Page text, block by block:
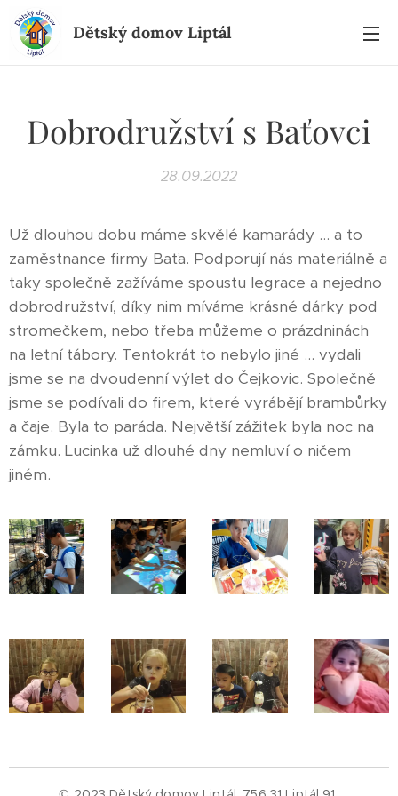
Dětský domov Liptál
Dobrodružství s Baťovci
28.09.2022
Už dlouhou dobu máme skvělé kamarády ... a to
zaměstnance firmy Baťa. Podporují nás materiálně a
taky společně zažíváme spoustu legrace a nejedno
dobrodružství, díky nim míváme krásné dárky pod
stromečkem, nebo třeba můžeme o prázdninách
na letní tábory. Tentokrát to nebylo jiné ... vydali
jsme se na dvoudenní výlet do Čejkovic. Společně
jsme se podívali do firem, které vyrábějí brambůrky
a čaje. Byla to paráda. Největší zážitek byla noc na
zámku. Lucinka už dlouhé dny nemluví o ničem
jiném. ❤